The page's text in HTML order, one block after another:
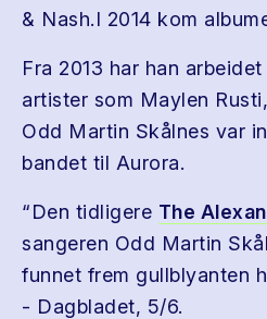
& Nash.I 2014 kom
Fra 2013 har han
artister som Maylen Rusti,
Odd Martin Skålnes var
bandet til Aurora.
“Den tidligere The
sangeren Odd Martin
funnet frem gullblyanten
- Dagbladet, 5/6.